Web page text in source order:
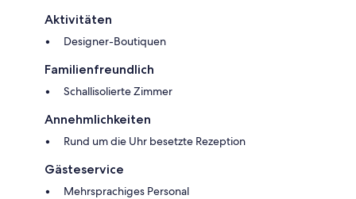
Aktivitäten
Designer-Boutiquen
Familienfreundlich
Schallisolierte Zimmer
Annehmlichkeiten
Rund um die Uhr besetzte Rezeption
Gästeservice
Mehrsprachiges Personal